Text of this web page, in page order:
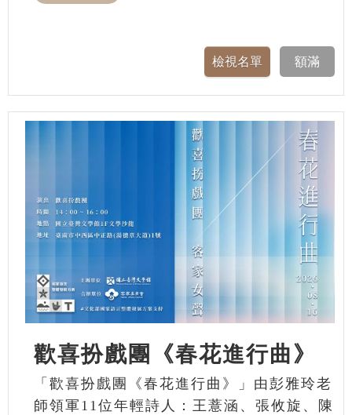
歡喜扮戲團《春花進行曲》
「歡喜扮戲團《春花進行曲》」由彭雅玲老
師領軍11位年輕詩人：王薏涵、張攸旋、陳